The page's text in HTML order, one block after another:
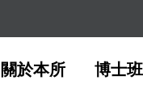
關於本所 博士班